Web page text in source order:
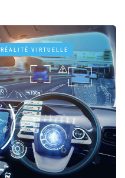
RÉALITÉ VIRTUELLE